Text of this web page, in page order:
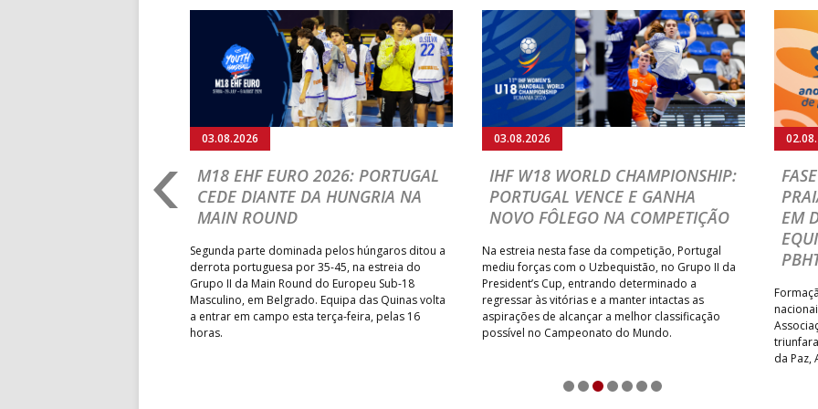
IHF W18 WORLD CHAMPIONSHIP:
PORTUGAL VENCE E GANHA
NOVO FÔLEGO NA COMPETIÇÃO
Na estreia nesta fase da competição, Portugal
mediu forças com o Uzbequistão, no Grupo II da
President’s Cup, entrando determinado a
regressar às vitórias e a manter intactas as
aspirações de alcançar a melhor classificação
possível no Campeonato do Mundo.
FASE FINAL DE ANDEBOL DE
PRAIA: EFE – OS TIGRES CELEBRA
EM DOSE DUPLA E QUATRO
PBHT 2027
Formação de Espinho conquistou os títulos
nacionais de sub-16 e sub-18 femininos;
Associação Desportiva OSN e VRT/Causa Feito
triunfaram nos quadros masculinos; GR Amigos
participar no Portugal Beach Handball Tour 2027.
PORTUGAL BEACH
TOUR: VRT/LEMAR
TÍTULO INÉDITO EM
Formação de Leiria superou o GRD
shoot-out e sagrou-se Campeã
primeira vez; Associação Desportiva
primeiro desaire mas manteve o
no quadro feminino, num dia que definiu
descidas e as vagas para o PBHT 2027.
1 2 3 4 5 6 7